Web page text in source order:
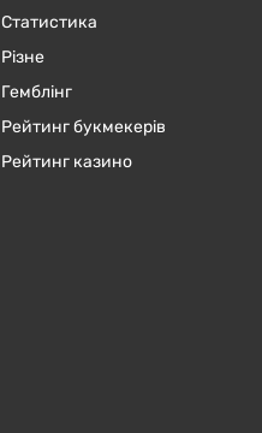
Статистика
Різне
Гемблінг
Рейтинг букмекерів
Рейтинг казино